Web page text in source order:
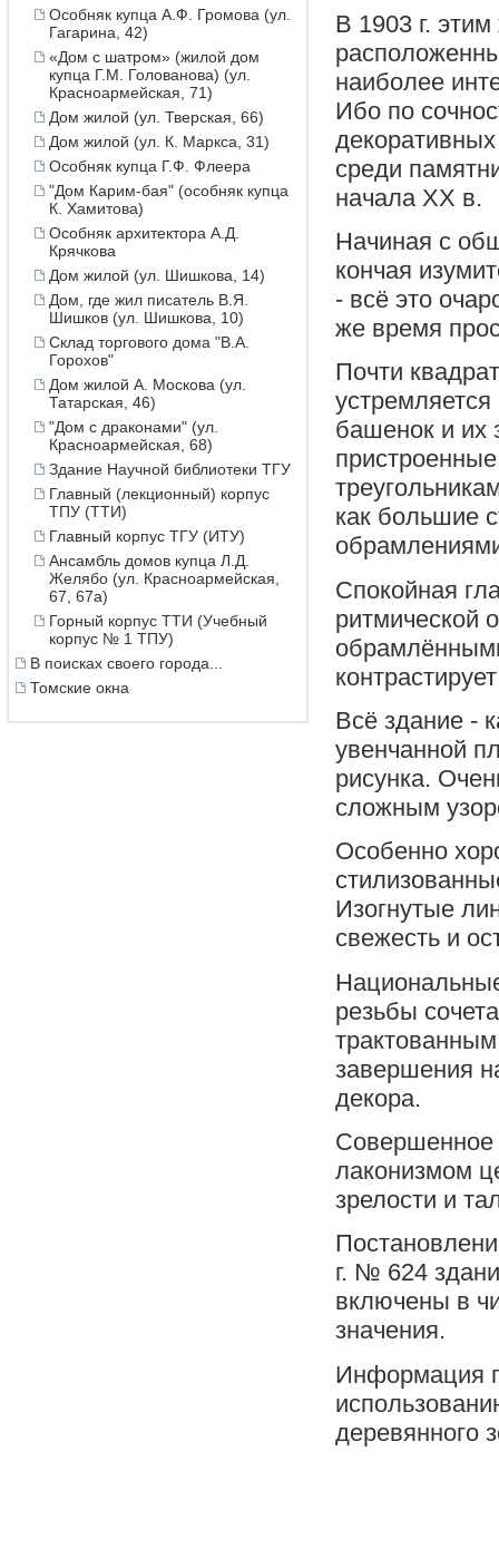
Особняк купца А.Ф. Громова (ул.
Гагарина, 42)
«Дом с шатром» (жилой дом
купца Г.М. Голованова) (ул.
Красноармейская, 71)
Дом жилой (ул. Тверская, 66)
Дом жилой (ул. К. Маркса, 31)
Особняк купца Г.Ф. Флеера
"Дом Карим-бая" (особняк купца
К. Хамитова)
Особняк архитектора А.Д.
Крячкова
Дом жилой (ул. Шишкова, 14)
Дом, где жил писатель В.Я.
Шишков (ул. Шишкова, 10)
Склад торгового дома "В.А.
Горохов"
Дом жилой А. Москова (ул.
Татарская, 46)
"Дом с драконами" (ул.
Красноармейская, 68)
Здание Научной библиотеки ТГУ
Главный (лекционный) корпус
ТПУ (ТТИ)
Главный корпус ТГУ (ИТУ)
Ансамбль домов купца Л.Д.
Желябо (ул. Красноармейская,
67, 67а)
Горный корпус ТТИ (Учебный
корпус № 1 ТПУ)
В поисках своего города...
Томские окна
В 1903 г.
наиболее
Ибо по
среди
начала XX в.
Начиная с
кончая
- всё это
же время
Почти
башенок и их
как большие
Спокойная
ритмической
Всё здание -
увенчанной
рисунка.
сложным
Особенно
Изогнутые
свежесть и
резьбы
завершения
декора.
Совершенное
лаконизмом
зрелости и
г. № 624
включены в
значения.
Информация
деревянного